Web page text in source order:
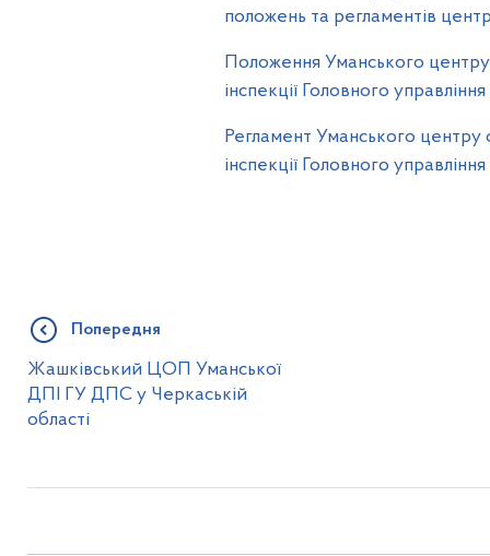
положень та регламентів
Положення Уманського центру
інспекції Головного
Регламент Уманського центру
інспекції Головного
Попередня
Жашківський ЦОП Уманської
ДПІ ГУ ДПС у Черкаській
області